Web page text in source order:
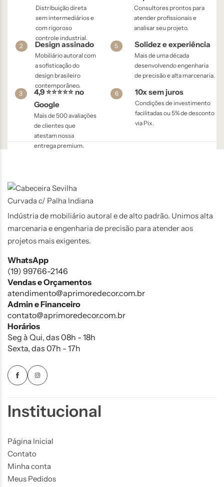
Distribuição direta
sem intermediários e
com rigoroso
controle industrial.
Consultores prontos para
atender profissionais e
analisar seu projeto.
2 Design assinado
Mobiliário autoral com
a sofisticação do
design brasileiro
contemporâneo.
5 Solidez e experiência
Mais de uma década
desenvolvendo engenharia
de precisão e alta marcenaria.
3
4,9 ⭐⭐⭐⭐⭐ no
Google
Mais de 500 avaliações
de clientes que
atestam nossa
entrega premium.
6 10x sem juros
Condições de investimento
facilitadas ou 5% de desconto
via Pix.
Indústria de mobiliário autoral e de alto padrão. Unimos alta
marcenaria e engenharia de precisão para atender aos
projetos mais exigentes.
WhatsApp
(19) 99766-2146
Vendas e Orçamentos
atendimento@aprimoredecor.com.br
Admin e Financeiro
contato@aprimoredecor.com.br
Horários
Seg à Qui, das 08h - 18h
Sexta, das 07h - 17h
Institucional
Página Inicial
Contato
Minha conta
Meus Pedidos